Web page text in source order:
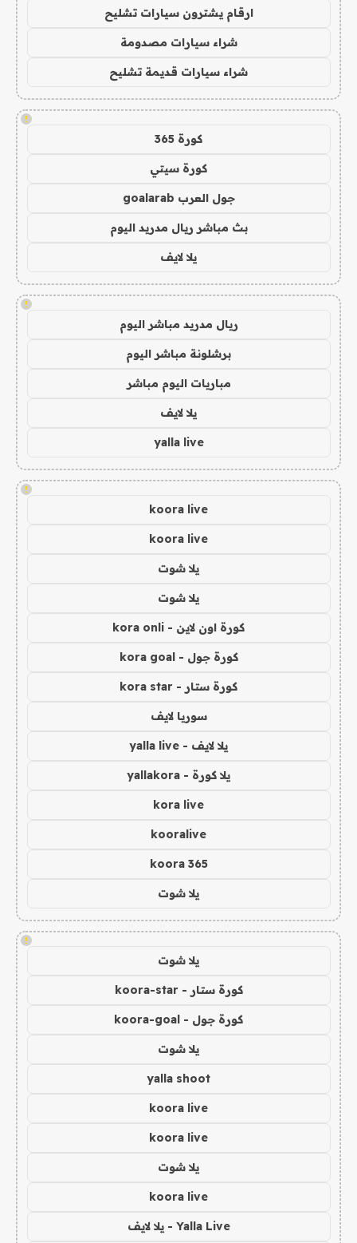
ارقام يشترون سيارات تشليح
شراء سيارات مصدومة
شراء سيارات قديمة تشليح
!
كورة 365
كورة سيتي
جول العرب goalarab
بث مباشر ريال مدريد اليوم
يلا لايف
!
ريال مدريد مباشر اليوم
برشلونة مباشر اليوم
مباريات اليوم مباشر
يلا لايف
yalla live
!
koora live
koora live
يلا شوت
يلا شوت
كورة اون لاين - kora onli
كورة جول - kora goal
كورة ستار - kora star
سوريا لايف
يلا لايف - yalla live
يلا كورة - yallakora
kora live
kooralive
koora 365
يلا شوت
!
يلا شوت
كورة ستار - koora-star
كورة جول - koora-goal
يلا شوت
yalla shoot
koora live
koora live
يلا شوت
koora live
Yalla Live - يلا لايف